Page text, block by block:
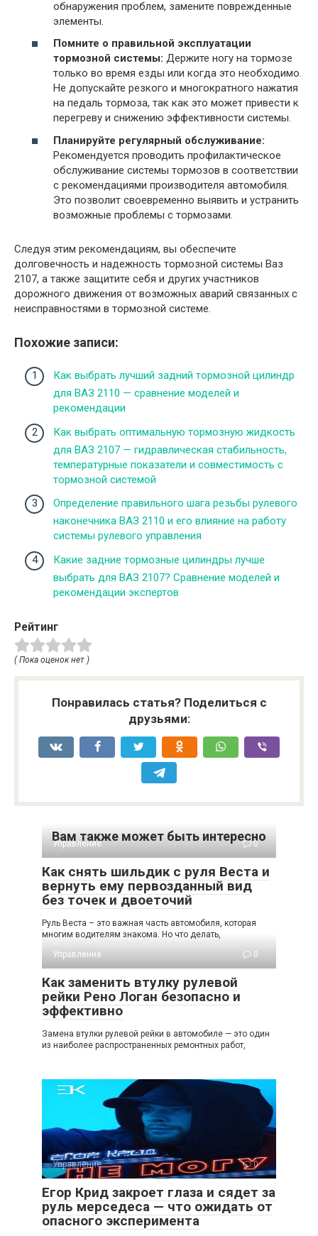
обнаружения проблем, замените поврежденные
элементы.
Помните о правильной эксплуатации
тормозной системы: Держите ногу на тормозе
только во время езды или когда это необходимо.
Не допускайте резкого и многократного нажатия
на педаль тормоза, так как это может привести к
перегреву и снижению эффективности системы.
Планируйте регулярный обслуживание:
Рекомендуется проводить профилактическое
обслуживание системы тормозов в соответствии
с рекомендациями производителя автомобиля.
Это позволит своевременно выявить и устранить
возможные проблемы с тормозами.
Следуя этим рекомендациям, вы обеспечите
долговечность и надежность тормозной системы Ваз
2107, а также защитите себя и других участников
дорожного движения от возможных аварий связанных с
неисправностями в тормозной системе.
Похожие записи:
Как выбрать лучший задний тормозной цилиндр
для ВАЗ 2110 — сравнение моделей и
рекомендации
Как выбрать оптимальную тормозную жидкость
для ВАЗ 2107 — гидравлическая стабильность,
температурные показатели и совместимость с
тормозной системой
Определение правильного шага резьбы рулевого
наконечника ВАЗ 2110 и его влияние на работу
системы рулевого управления
Какие задние тормозные цилиндры лучше
выбрать для ВАЗ 2107? Сравнение моделей и
рекомендации экспертов
Рейтинг
( Пока оценок нет )
Понравилась статья? Поделиться с
друзьями:
Вам также может быть интересно
Управление 0
Как снять шильдик с руля Веста и
вернуть ему первозданный вид
без точек и двоеточий
Руль Веста – это важная часть автомобиля, которая
многим водителям знакома. Но что делать,
Управление
0
Как заменить втулку рулевой
рейки Рено Логан безопасно и
эффективно
Замена втулки рулевой рейки в автомобиле — это один
из наиболее распространенных ремонтных работ,
Управление 0
Егор Крид закроет глаза и сядет за
руль мерседеса — что ожидать от
опасного эксперимента